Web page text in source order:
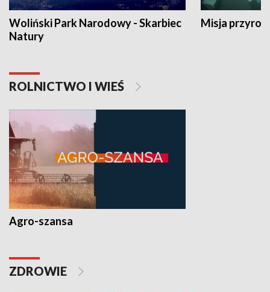
Woliński Park Narodowy - Skarbiec
Natury
Misja
ROLNICTWO I WIEŚ
Agro-szansa
ZDROWIE